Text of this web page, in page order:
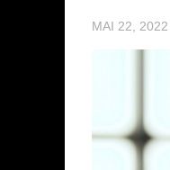
MAI 22, 2022